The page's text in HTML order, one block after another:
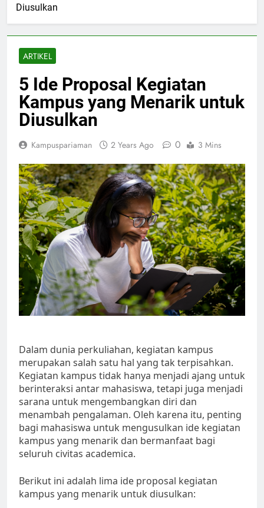
Diusulkan
ARTIKEL
5 Ide Proposal Kegiatan
Kampus yang Menarik untuk
Diusulkan
Kampuspariaman 2 Years Ago 0 3 Mins
Dalam dunia perkuliahan, kegiatan kampus
merupakan salah satu hal yang tak terpisahkan.
Kegiatan kampus tidak hanya menjadi ajang untuk
berinteraksi antar mahasiswa, tetapi juga menjadi
sarana untuk mengembangkan diri dan
menambah pengalaman. Oleh karena itu, penting
bagi mahasiswa untuk mengusulkan ide kegiatan
kampus yang menarik dan bermanfaat bagi
seluruh civitas academica.
Berikut ini adalah lima ide proposal kegiatan
kampus yang menarik untuk diusulkan: